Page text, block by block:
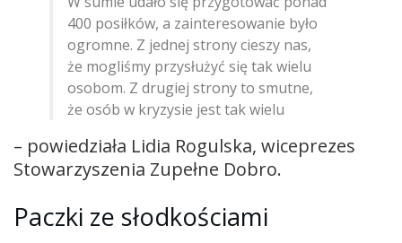
400 posiłków, a zainteresowanie było
ogromne. Z jednej strony cieszy nas,
że mogliśmy przysłużyć się tak wielu
osobom. Z drugiej strony to smutne,
że osób w kryzysie jest tak wielu
– powiedziała Lidia Rogulska, wiceprezes
Stowarzyszenia Zupełne Dobro.
Paczki ze słodkościami